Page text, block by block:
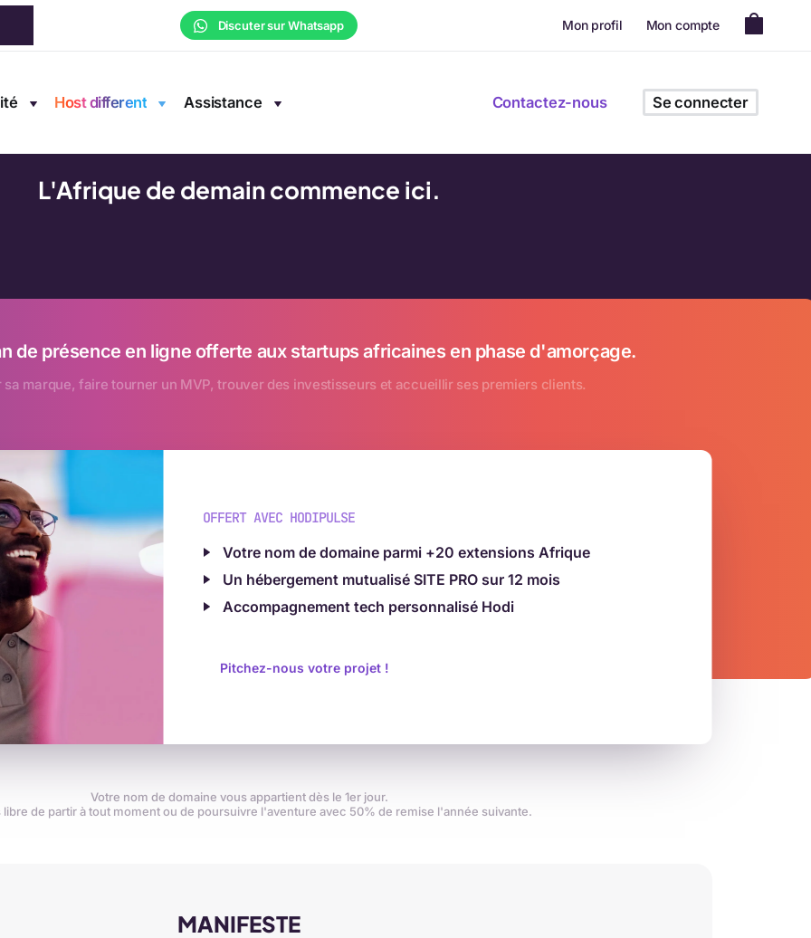
Discuter sur Whatsapp Mon profil Mon compte
Host different Assistance Contactez-nous Se connecter
L'Afrique de demain commence ici.
de présence en ligne offerte aux startups africaines en phase d'amorçage.
sa marque, faire tourner un MVP, trouver des investisseurs et accueillir ses premiers clients.
OFFERT AVEC HODIPULSE
Votre nom de domaine parmi +20 extensions Afrique
Un hébergement mutualisé SITE PRO sur 12 mois
Accompagnement tech personnalisé Hodi
Pitchez-nous votre projet !
Votre nom de domaine vous appartient dès le 1er jour.
libre de partir à tout moment ou de poursuivre l'aventure avec 50% de remise l'année suivante.
MANIFESTE